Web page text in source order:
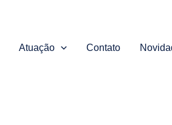
Atuação Contato